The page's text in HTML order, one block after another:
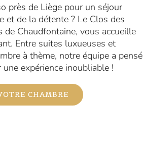
près de Liège pour un séjour
et de la détente ? Le Clos des
Chaudfontaine, vous accueille
Entre suites luxueuses et
à thème, notre équipe a pensé
expérience inoubliable !
CHAMBRE